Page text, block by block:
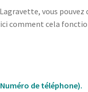
vous pouvez
comment cela
de téléphone).